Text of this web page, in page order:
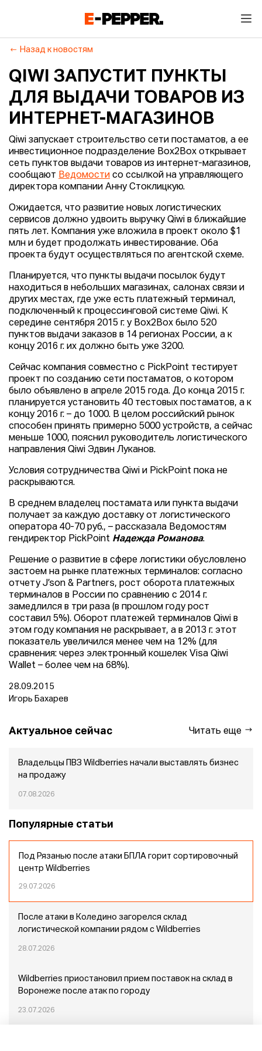
Назад к новостям
QIWI ЗАПУСТИТ ПУНКТЫ
ДЛЯ ВЫДАЧИ ТОВАРОВ ИЗ
ИНТЕРНЕТ-МАГАЗИНОВ
Qiwi запускает строительство сети постаматов, а ее
инвестиционное подразделение Box2Box открывает
сеть пунктов выдачи товаров из интернет-магазинов,
сообщают Ведомости со ссылкой на управляющего
директора компании Анну Стоклицкую.
Ожидается, что развитие новых логистических
сервисов должно удвоить выручку Qiwi в ближайшие
пять лет. Компания уже вложила в проект около $1
млн и будет продолжать инвестирование. Оба
проекта будут осуществляться по агентской схеме.
Планируется, что пункты выдачи посылок будут
находиться в небольших магазинах, салонах связи и
других местах, где уже есть платежный терминал,
подключенный к процессинговой системе Qiwi. К
середине сентября 2015 г. у Box2Box было 520
пунктов выдачи заказов в 14 регионах России, а к
концу 2016 г. их должно быть уже 3200.
Сейчас компания совместно с PickPoint тестирует
проект по созданию сети постаматов, о котором
было объявлено в апреле 2015 года. До конца 2015 г.
планируется установить 40 тестовых постаматов, а к
концу 2016 г. – до 1000. В целом российский рынок
способен принять примерно 5000 устройств, а сейчас
меньше 1000, пояснил руководитель логистического
направления Qiwi Эдвин Луканов.
Условия сотрудничества Qiwi и PickPoint пока не
раскрываются.
В среднем владелец постамата или пункта выдачи
получает за каждую доставку от логистического
оператора 40-70 руб., – рассказала Ведомостям
гендиректор PickPoint Надежда Романова.
Решение о развитие в сфере логистики обусловлено
застоем на рынке платежных терминалов: согласно
отчету J’son & Partners, рост оборота платежных
терминалов в России по сравнению с 2014 г.
замедлился в три раза (в прошлом году рост
составил 5%). Оборот платежей терминалов Qiwi в
этом году компания не раскрывает, а в 2013 г. этот
показатель увеличился менее чем на 12% (для
сравнения: через электронный кошелек Visa Qiwi
Wallet – более чем на 68%).
28.09.2015
Игорь Бахарев
Актуальное сейчас Читать еще
Владельцы ПВЗ Wildberries начали выставлять бизнес
на продажу
07.08.2026
Популярные статьи
Под Рязанью после атаки БПЛА горит сортировочный
центр Wildberries
29.07.2026
После атаки в Коледино загорелся склад
логистической компании рядом с Wildberries
28.07.2026
Wildberries приостановил прием поставок на склад в
Воронеже после атак по городу
23.07.2026